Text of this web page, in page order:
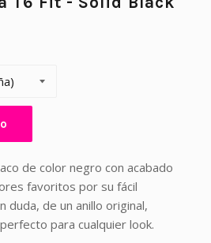
de color negro con acabado
favoritos por su fácil
duda, de un anillo original,
para cualquier look.